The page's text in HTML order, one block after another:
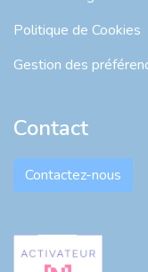
Politique de Cookies
Gestion des
Contact
Contactez-nous